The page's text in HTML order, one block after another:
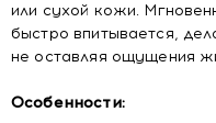
или сухой кожи.
быстро впитывается,
не оставляя ощущения
Особенности: